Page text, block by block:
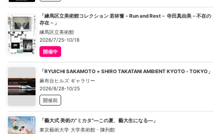
「練馬区立美術館コレクション 若林奮－Run and Rest－ 寺田真由美－不在の
存在－」
練馬区立美術館
2026/7/25-10/18
開催中
「RYUICHI SAKAMOTO + SHIRO TAKATANI AMBIENT KYOTO - TOKYO」
麻布台ヒルズ ギャラリー
2026/8/28-10/25
開催前
「藝大式 美術の“ミカタ”―この夏、藝大生になる―」
東京藝術大学 大学美術館・陳列館